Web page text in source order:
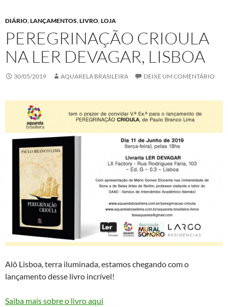
DIÁRIO,LANÇAMENTOS,LIVRO,LOJA
PEREGRINAÇÃO CRIOULA
NA LER DEVAGAR, LISBOA
30/05/2019 AQUARELA BRASILEIRA DEIXE UM COMENTÁRIO
Alô Lisboa, terra iluminada, estamos chegando com o
lançamento desse livro incrível!
Saiba mais sobre o livro aqui